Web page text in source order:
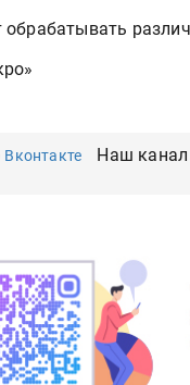
обрабатывать
Вконтакте Наш канал